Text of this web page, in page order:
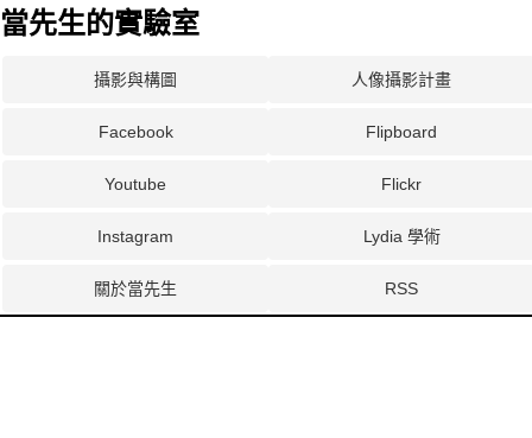
當先生的實驗室
攝影與構圖 人像攝影計畫
Facebook Flipboard
Youtube Flickr
Instagram Lydia 學術
關於當先生 RSS